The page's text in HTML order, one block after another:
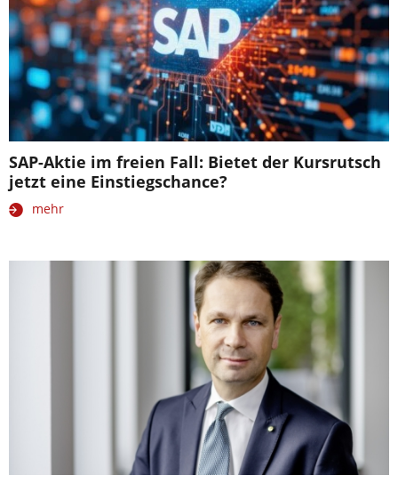
SAP-Aktie im freien Fall: Bietet der Kursrutsch
jetzt eine Einstiegschance?
mehr